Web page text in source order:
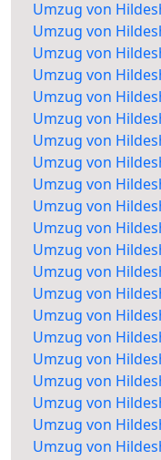
Umzug von
Umzug von
Umzug von
Umzug von
Umzug von
Umzug von
Umzug von
Umzug von
Umzug von
Umzug von
Umzug von
Umzug von
Umzug von
Umzug von
Umzug von
Umzug von
Umzug von
Umzug von
Umzug von
Umzug von
Umzug von